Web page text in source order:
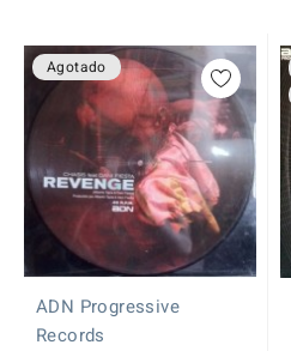
Agotado
ADN Progressive
Records